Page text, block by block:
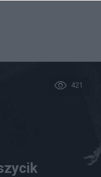
421